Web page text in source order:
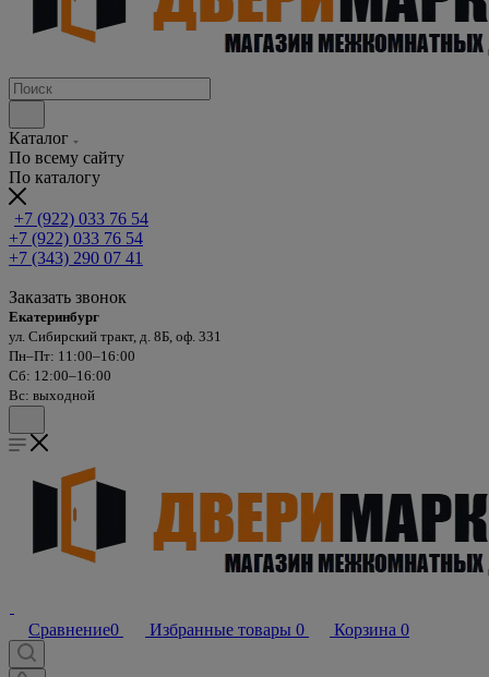
Каталог
По всему сайту
По каталогу
+7 (922) 033 76 54
+7 (922) 033 76 54
+7 (343) 290 07 41
Заказать звонок
Екатеринбург
ул. Сибирский тракт, д. 8Б, оф. 331
Пн–Пт: 11:00–16:00
Сб: 12:00–16:00
Вс: выходной
Сравнение0 Избранные товары 0 Корзина 0